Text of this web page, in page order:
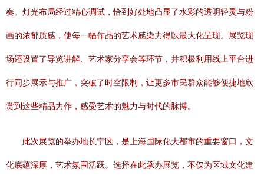
奏。灯光布局经过精心调试，恰到好处地凸显了水彩的透明轻灵与粉
画的浓郁质感，使每一幅作品的艺术感染力得以最大化呈现。展览现
场还设置了导览讲解、艺术家分享会等环节，并积极利用线上平台进
行同步展示与推广，突破了时空限制，让更多市民群众能够便捷地欣
赏到这些精品力作，感受艺术的魅力与时代的脉搏。
此次展览的举办地长宁区，是上海国际化大都市的重要窗口，文
化底蕴深厚，艺术氛围活跃。选择在此承办展览，不仅为区域文化建